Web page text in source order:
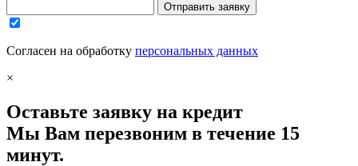
Отправить заявку
Согласен на обработку персональных данных
×
Оставьте заявку на кредит
Мы Вам перезвоним в течение 15
минут.